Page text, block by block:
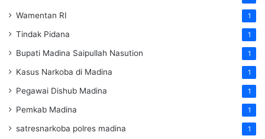
Wamentan RI 1
Tindak Pidana 1
Bupati Madina Saipullah Nasution 1
Kasus Narkoba di Madina 1
Pegawai Dishub Madina 1
Pemkab Madina 1
satresnarkoba polres madina 1